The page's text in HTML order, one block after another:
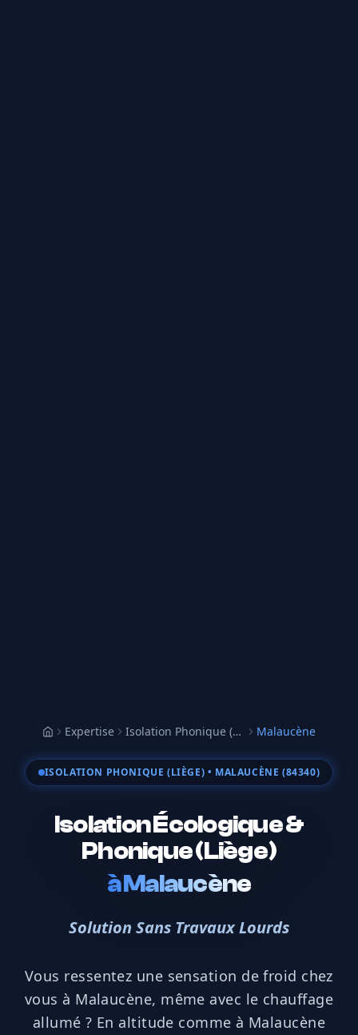
AccueilExpertise Isolation Phonique (Liège) Malaucène
ISOLATION PHONIQUE (LIÈGE) • MALAUCÈNE (84340)
Isolation Écologique &
Phonique (Liège)
àMalaucène
Solution Sans Travaux Lourds
Vous ressentez une sensation de froid chez
vous à Malaucène, même avec le chauffage
allumé ? En altitude comme à Malaucène